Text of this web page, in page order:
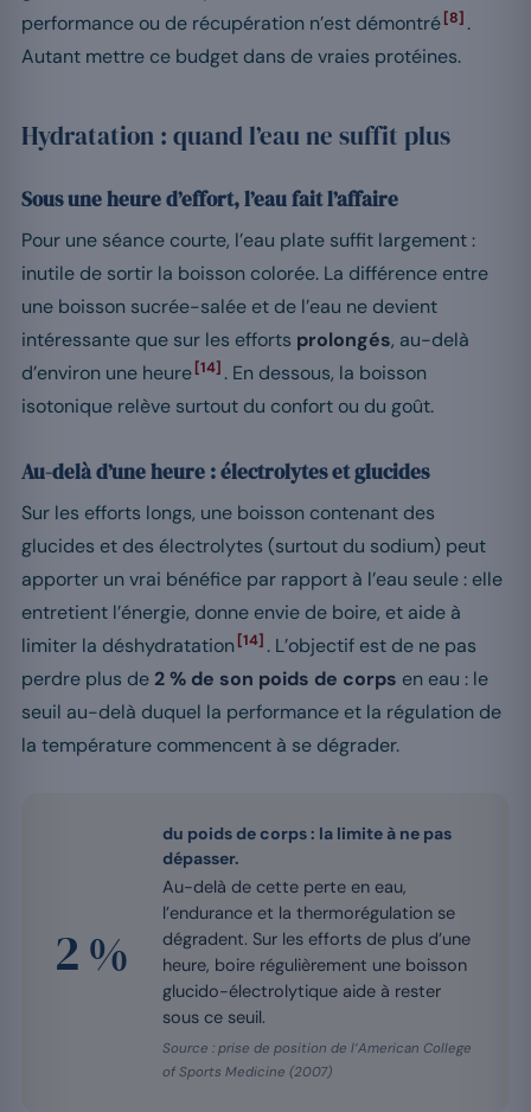
performance ou de récupération n’est démontré[8].
Autant mettre ce budget dans de vraies protéines.
Hydratation : quand l’eau ne suffit plus
Sous une heure d’effort, l’eau fait l’affaire
Pour une séance courte, l’eau plate suffit largement :
inutile de sortir la boisson colorée. La différence entre
une boisson sucrée-salée et de l’eau ne devient
intéressante que sur les efforts prolongés, au-delà
d’environ une heure[14]. En dessous, la boisson
isotonique relève surtout du confort ou du goût.
Au-delà d’une heure : électrolytes et glucides
Sur les efforts longs, une boisson contenant des
glucides et des électrolytes (surtout du sodium) peut
apporter un vrai bénéfice par rapport à l’eau seule : elle
entretient l’énergie, donne envie de boire, et aide à
limiter la déshydratation[14]. L’objectif est de ne pas
perdre plus de 2 % de son poids de corps en eau : le
seuil au-delà duquel la performance et la régulation de
la température commencent à se dégrader.
2 %
du poids de corps : la limite à ne pas
dépasser.
Au-delà de cette perte en eau,
l’endurance et la thermorégulation se
dégradent. Sur les efforts de plus d’une
heure, boire régulièrement une boisson
glucido-électrolytique aide à rester
sous ce seuil.
Source : prise de position de l’American College
of Sports Medicine (2007)